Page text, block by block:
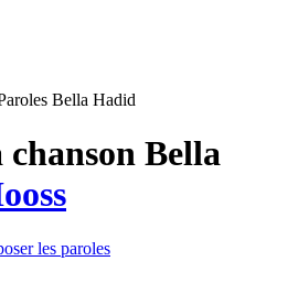
Bella Hadid
chanson Bella
les paroles